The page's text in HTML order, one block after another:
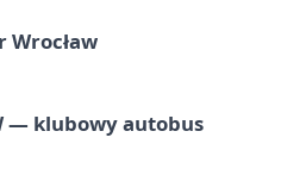
Wrocław
— klubowy autobus